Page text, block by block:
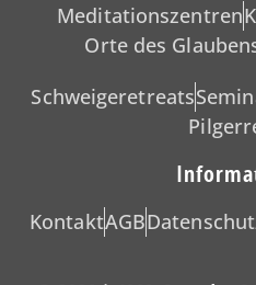
Meditationszentren
Orte des
Schweigeretreats
KontaktAGB